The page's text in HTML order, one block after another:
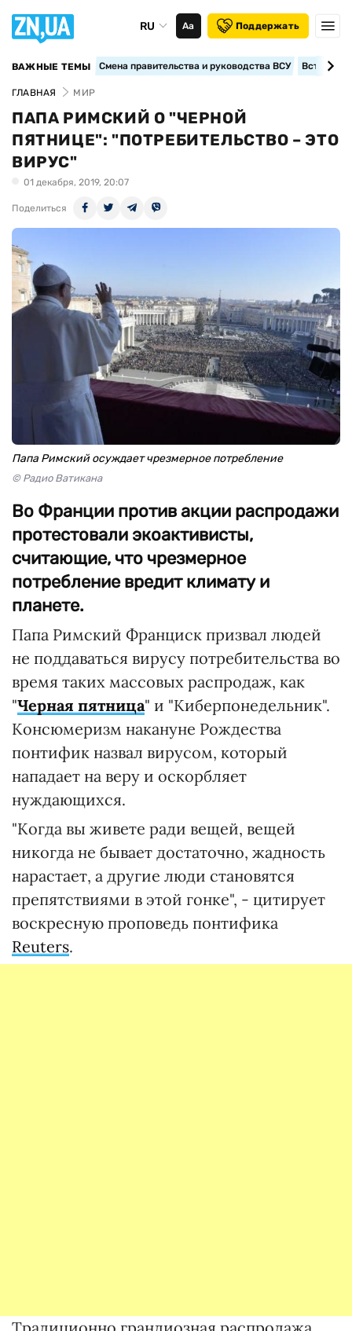
RU Аа Поддержать
ВАЖНЫЕ ТЕМЫ Смена правительства и руководства ВСУ
ГЛАВНАЯ МИР
ПАПА РИМСКИЙ О "ЧЕРНОЙ
ПЯТНИЦЕ": "ПОТРЕБИТЕЛЬСТВО – ЭТО
ВИРУС"
01 декабря, 2019, 20:07
Поделиться
Папа Римский осуждает чрезмерное потребление
© Радио Ватикана
Во Франции против акции распродажи
протестовали экоактивисты,
считающие, что чрезмерное
потребление вредит климату и
планете.
Папа Римский Франциск призвал людей
не поддаваться вирусу потребительства во
время таких массовых распродаж, как
"Черная пятница" и "Киберпонедельник".
Консюмеризм накануне Рождества
понтифик назвал вирусом, который
нападает на веру и оскорбляет
нуждающихся.
"Когда вы живете ради вещей, вещей
никогда не бывает достаточно, жадность
нарастает, а другие люди становятся
препятствиями в этой гонке", - цитирует
воскресную проповедь понтифика
Reuters.